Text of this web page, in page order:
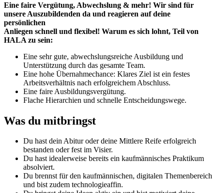
Eine faire Vergütung, Abwechslung & mehr! Wir sind für
unsere Auszubildenden da und reagieren auf deine
persönlichen
Anliegen schnell und flexibel! Warum es sich lohnt, Teil von
HALA zu sein:
Eine sehr gute, abwechslungsreiche Ausbildung und
Unterstützung durch das gesamte Team.
Eine hohe Übernahmechance: Klares Ziel ist ein festes
Arbeitsverhältnis nach erfolgreichem Abschluss.
Eine faire Ausbildungsvergütung.
Flache Hierarchien und schnelle Entscheidungswege.
Was du mitbringst
Du hast dein Abitur oder deine Mittlere Reife erfolgreich
bestanden oder fest im Visier.
Du hast idealerweise bereits ein kaufmännisches Praktikum
absolviert.
Du brennst für den kaufmännischen, digitalen Themenbereich
und bist zudem technologieaffin.